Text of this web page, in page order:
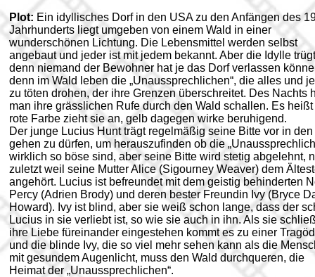
Plot: Ein idyllisches Dorf in den USA zu den Anfängen des
Jahrhunderts liegt umgeben von einem Wald in einer
wunderschönen Lichtung. Die Lebensmittel werden selbst
angebaut und jeder ist mit jedem bekannt. Aber die Idylle
denn niemand der Bewohner hat je das Dorf verlassen
denn im Wald leben die „Unaussprechlichen“, die alles und
zu töten drohen, der ihre Grenzen überschreitet. Des Nachts
man ihre grässlichen Rufe durch den Wald schallen. Es
rote Farbe zieht sie an, gelb dagegen wirke beruhigend.
Der junge Lucius Hunt trägt regelmäßig seine Bitte vor in den
gehen zu dürfen, um herauszufinden ob die
wirklich so böse sind, aber seine Bitte wird stetig abgelehnt,
zuletzt weil seine Mutter Alice (Sigourney Weaver) dem
angehört. Lucius ist befreundet mit dem geistig behinderten
Percy (Adrien Brody) und deren bester Freundin Ivy (Bryce
Howard). Ivy ist blind, aber sie weiß schon lange, dass der
Lucius in sie verliebt ist, so wie sie auch in ihn. Als sie
ihre Liebe füreinander eingestehen kommt es zu einer
und die blinde Ivy, die so viel mehr sehen kann als die
mit gesundem Augenlicht, muss den Wald durchqueren, die
Heimat der „Unaussprechlichen“.